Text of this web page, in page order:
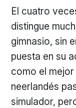
El cuatro
distingue
gimnasio, sin
puesta en su
como el
neerlandés
simulador,